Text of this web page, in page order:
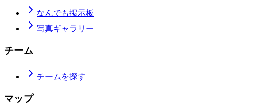
なんでも掲示板
写真ギャラリー
チーム
チームを探す
マップ